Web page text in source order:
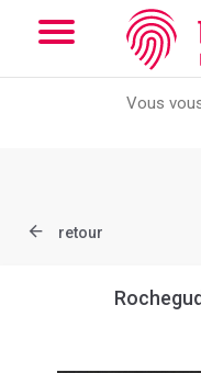
Array ( [slug] =>
Add the new slick-
retour